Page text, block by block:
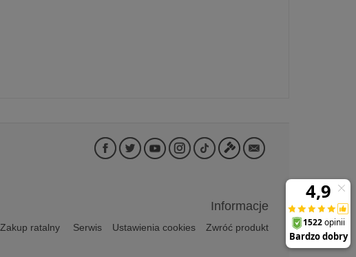
Informacje
Zakup ratalny Serwis Ustawienia cookies
Zwróć produkt